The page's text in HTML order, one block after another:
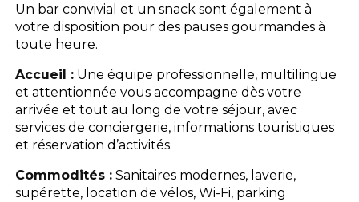
Les infos pratiques
Un bar convivial et un snack sont également à
votre disposition pour des pauses gourmandes à
toute heure.
Accueil : Une équipe professionnelle, multilingue
et attentionnée vous accompagne dès votre
arrivée et tout au long de votre séjour, avec
services de conciergerie, informations touristiques
et réservation d’activités.
Commodités : Sanitaires modernes, laverie,
supérette, location de vélos, Wi-Fi, parking